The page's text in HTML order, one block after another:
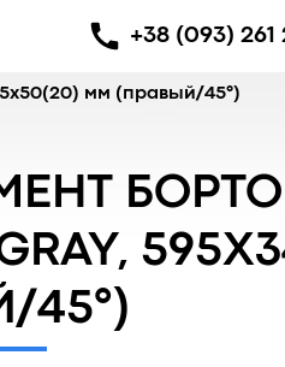
+38 (093) 261
мм (правый/45°)
45°)